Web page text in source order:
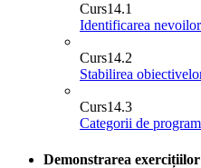
Curs14.1
Identificarea
Curs14.2
Stabilirea
Curs14.3
Categorii de
Demonstrarea